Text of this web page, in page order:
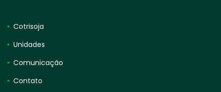
Cotrisoja
Unidades
Comunicação
Contato